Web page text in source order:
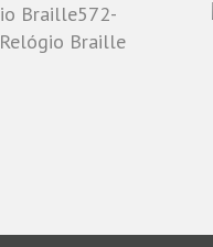
572-
Relógio Braille